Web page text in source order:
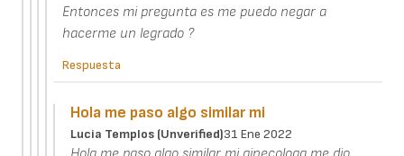
Entonces mi pregunta es me puedo negar a
hacerme un legrado ?
Respuesta
Hola me paso algo similar mi
Lucia Templos (unverified)31 Ene 2022